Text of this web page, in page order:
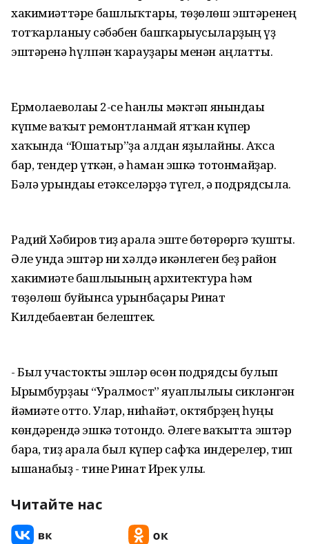
хакимиәттәре башлыҡтары, төҙөлөш эштәренең
тотҡарланыу сәбәбен башҡарыусыларҙың үҙ
эштәренә һүлпән ҡарауҙары менән аңлатты.
Ермолаеволағы 2-се һанлы мәктәп янындағы
күпме ваҡыт ремонтланмай ятҡан күпер
хаҡында “Юшатыр”ҙа алдан яҙылғайны. Аҡса
бар, тендер үткән, ә һаман эшкә тотонмайҙар.
Бәлә урындағы етәкселәрҙә түгел, ә подрядсыла.
Радий Хәбиров тиҙ арала эште бөтөрөргә ҡушты.
Әле унда эштәр ни хәлдә икәнлеген беҙ район
хакимиәте башлығының архитектура һәм
төҙөлөш буйынса урынбаҫары Ринат
Килдебаевтан белештек.
- Был участокты эшләр өсөн подрядсы булып
Ырымбурҙағы “Уралмост” яуаплылығы сикләнгән
йәмғиәте отто. Улар, ниһайәт, октябрҙең һуңғы
көндәрендә эшкә тотондо. Әлеге ваҡытта эштәр
бара, тиҙ арала был күпер сафҡа индерелер, тип
ышанабыҙ - тине Ринат Ирек улы.
Читайте нас